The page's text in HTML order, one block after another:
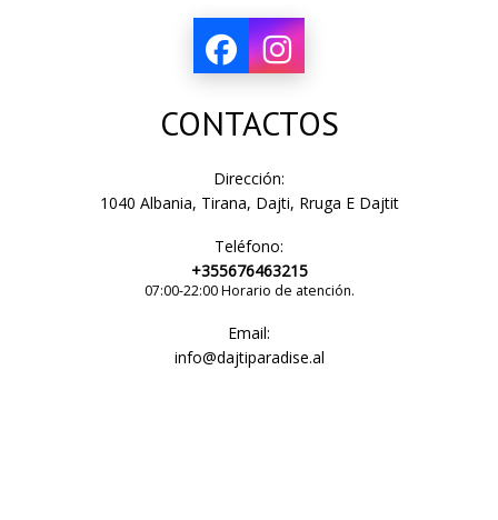
CONTACTOS
Dirección:
1040 Albania, Tirana, Dajti, Rruga E Dajtit
Teléfono:
+355676463215
07:00-22:00 Horario de atención.
Email:
info@dajtiparadise.al